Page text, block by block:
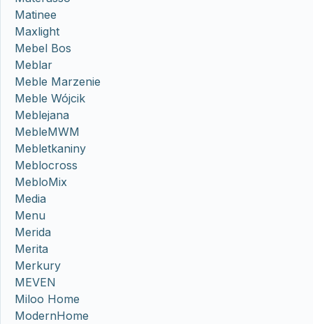
Matinee
Maxlight
Mebel Bos
Meblar
Meble Marzenie
Meble Wójcik
Meblejana
MebleMWM
Mebletkaniny
Meblocross
MebloMix
Media
Menu
Merida
Merita
Merkury
MEVEN
Miloo Home
ModernHome